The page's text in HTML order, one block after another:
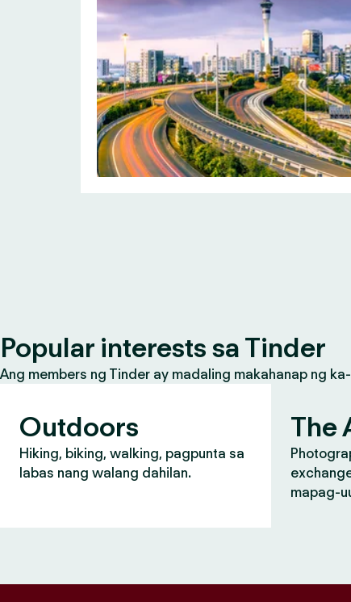
Popular interests sa Tinder
Ang members ng Tinder ay madaling makahanap ng
Outdoors
Hiking, biking, walking, pagpunta sa
labas nang walang dahilan.
The
mapag-